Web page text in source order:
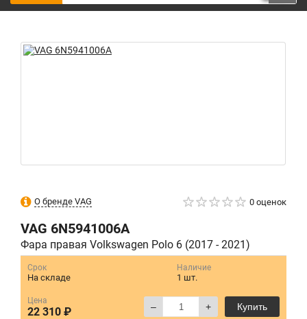
О бренде VAG 0 оценок
VAG 6N5941006A
Фара правая Volkswagen Polo 6 (2017 - 2021)
Срок
На складе
Наличие
1 шт.
Цена
22 310 ₽ – + Купить